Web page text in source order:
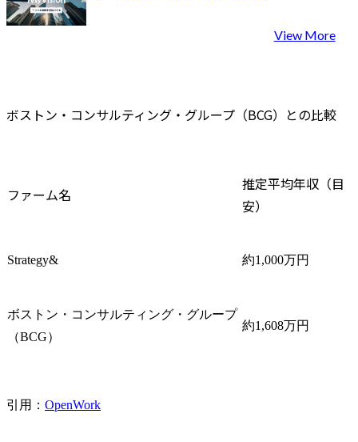
View More
ボストン・コンサルティング・グループ（BCG）との比較
ファーム名
推定平均年収（目
安）
Strategy& 約1,000万円
ボストン・コンサルティング・グループ
（BCG）
約1,608万円
引用： OpenWork